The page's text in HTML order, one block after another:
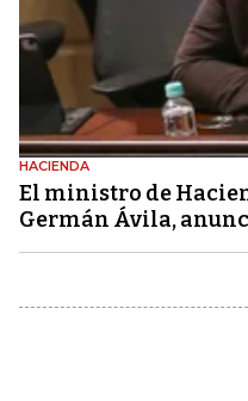
HACIENDA
El ministro de
Germán Ávila,